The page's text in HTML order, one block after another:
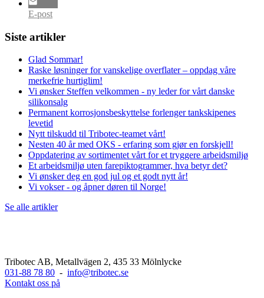
E-post
Siste artikler
Glad Sommar!
Raske løsninger for vanskelige overflater – oppdag våre
merkefrie hurtiglim!
Vi ønsker Steffen velkommen - ny leder for vårt danske
silikonsalg
Permanent korrosjonsbeskyttelse forlenger tankskipenes
levetid
Nytt tilskudd til Tribotec-teamet vårt!
Nesten 40 år med OKS - erfaring som gjør en forskjell!
Oppdatering av sortimentet vårt for et tryggere arbeidsmiljø
Et arbeidsmiljø uten farepiktogrammer, hva betyr det?
Vi ønsker deg en god jul og et godt nytt år!
Vi vokser - og åpner døren til Norge!
Se alle artikler
Tribotec AB, Metallvägen 2, 435 33 Mölnlycke
031-88 78 80 - info@tribotec.se
Kontakt oss på